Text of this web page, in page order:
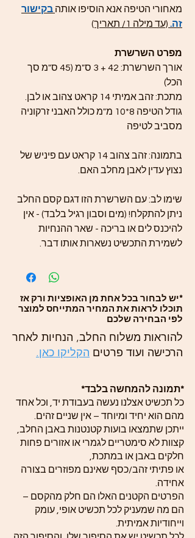
מאחורי הטיפה אנא הוסיפו אותה בקישור
זה. (עד מילה 1/ תאריך)
מפרט השרשרת
אורך השרשרת: 42 + 3 ס"מ (45 ס"מ סך
הכל)
מתכת: זהב אמיתי 14 קראט צהוב או לבן.
גודל הטיפה 8*10 מ"מ כולל האבני זרקוניה
מסביב לטיפה
בתמונה: זהב צהוב 14 קראט עם פיניש של
נצוץ עדין לאבן מחלב האם.
שימו לב: עם השרשרת הזו דגם קסם החלב
ניתן להתקלח! (מים וסבון רגיל בלבד) - אין
להיכנס לים או בריכה - שאר ההנחיות
לשמירת התכשיט נשארות אותו דבר.
*יש לבחור בכל אחת מן האופציות ורק אז
תוכלו לראות את המחיר המתייחס למוצר
לפי הבחירה שלכם
להוראות משלוח החלב, הנחיות לאחר
הרכישה ועוד פרטים הקליקו כאן.
*תמונה להמחשה בלבד*
כל תכשיט אצלנו נעשה בעבודת יד, וכל אחד
מהם הוא יחיד ומיוחד – אין שניים זהים.
ייתכן שתמצאו בועות קטנטנות באבן החלב,
קצוות לא סימטריים לגמרי או אזורים פחות
חלקים באבן או במתכת,
או פתיתי זהב/כסף שאינם מפוזרים בצורה
אחידה.
הפרטים הקטנים האלו הם חלק מהקסם –
הם מה שמעניק לכל תכשיט אופי, עומק
וייחודיות אמיתית.